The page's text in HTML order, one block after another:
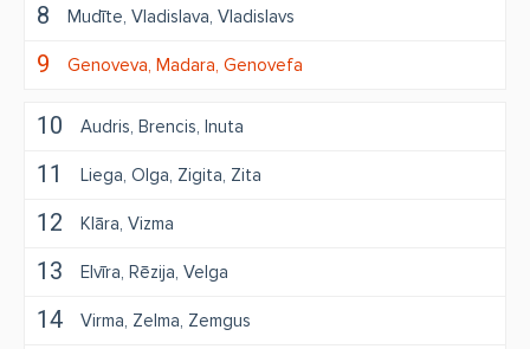
8 Mudīte Vladislava Vladislavs
9 Genoveva Madara Genovefa
10 Audris Brencis Inuta
11 Liega Olga Zigita Zita
12 Klāra Vizma
13 Elvīra Rēzija Velga
14 Virma Zelma Zemgus